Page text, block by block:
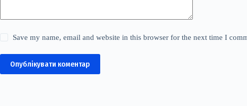
Save my name, email and website in this browser for the next time I
Опублікувати коментар